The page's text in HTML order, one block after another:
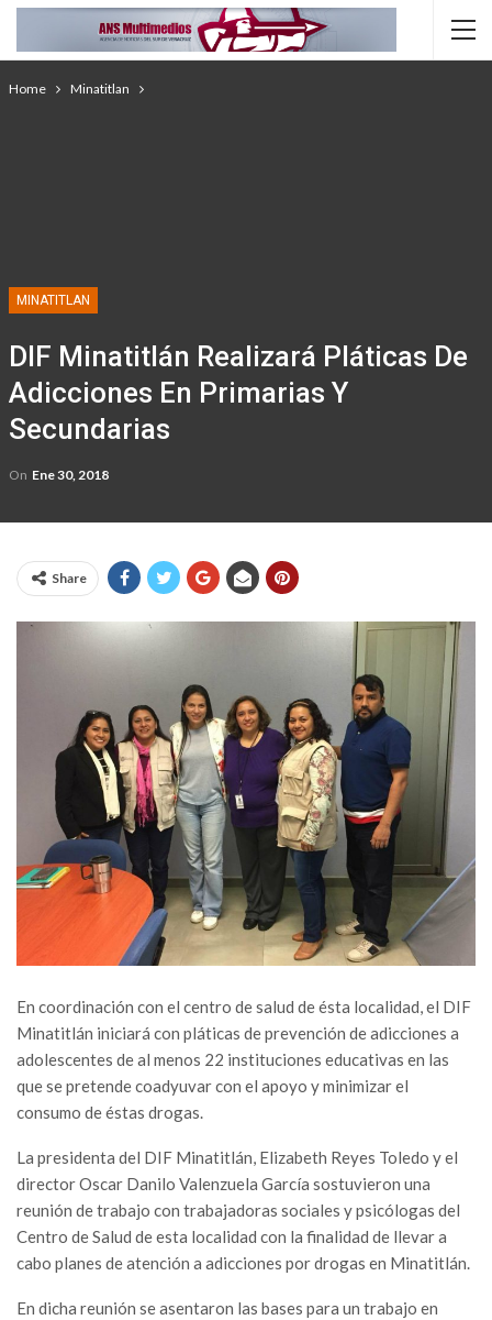
Home Minatitlan
MINATITLAN
DIF Minatitlán Realizará Pláticas De
Adicciones En Primarias Y
Secundarias
On Ene 30, 2018
Share
En coordinación con el centro de salud de ésta localidad, el DIF
Minatitlán iniciará con pláticas de prevención de adicciones a
adolescentes de al menos 22 instituciones educativas en las
que se pretende coadyuvar con el apoyo y minimizar el
consumo de éstas drogas.
La presidenta del DIF Minatitlán, Elizabeth Reyes Toledo y el
director Oscar Danilo Valenzuela García sostuvieron una
reunión de trabajo con trabajadoras sociales y psicólogas del
Centro de Salud de esta localidad con la finalidad de llevar a
cabo planes de atención a adicciones por drogas en Minatitlán.
En dicha reunión se asentaron las bases para un trabajo en